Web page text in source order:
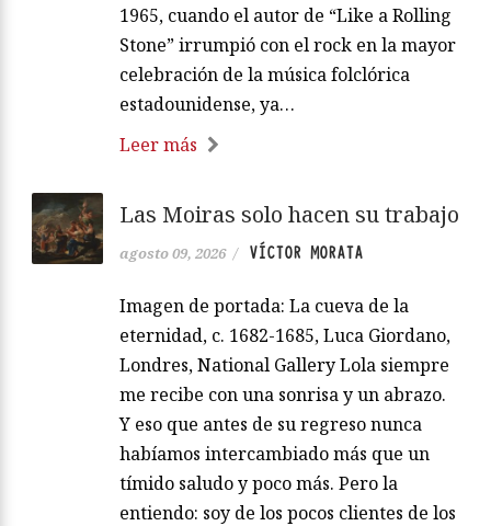
1965, cuando el autor de “Like a Rolling
Stone” irrumpió con el rock en la mayor
celebración de la música folclórica
estadounidense, ya…
Leer más
Las Moiras solo hacen su trabajo
agosto 09, 2026 / VÍCTOR MORATA
Imagen de portada: La cueva de la
eternidad, c. 1682-1685, Luca Giordano,
Londres, National Gallery Lola siempre
me recibe con una sonrisa y un abrazo.
Y eso que antes de su regreso nunca
habíamos intercambiado más que un
tímido saludo y poco más. Pero la
entiendo: soy de los pocos clientes de los